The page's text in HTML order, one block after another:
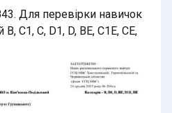
Для перевірки навичок
C1, C, D1, D, BE, C1E, CE,